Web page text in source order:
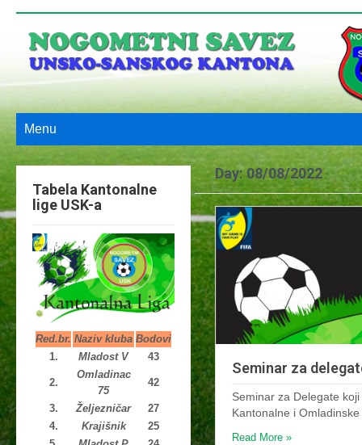
Menu
Tabela Kantonalne
lige USK-a
Red.br. Naziv kluba Bodovi
1.
Mladost V 43
2.
Omladinac
75
42
3. Željezničar
27
4.
Krajišnik
25
Day:08/08/2022
Seminar za
Seminar za Delegate
Kantonalne i
Read More »